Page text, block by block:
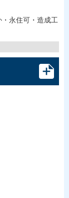
永住可・造成工